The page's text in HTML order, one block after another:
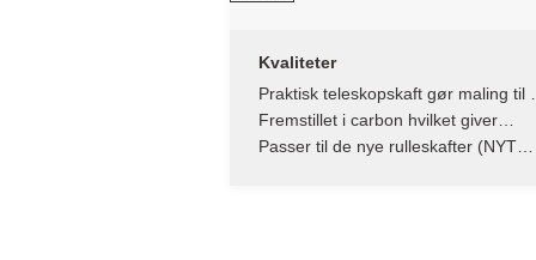
Kvaliteter
Praktisk teleskopskaft gør maling til
leg
Fremstillet i carbon hvilket giver
maksimal styrke og stivhed
Passer til de nye rulleskafter (NYT